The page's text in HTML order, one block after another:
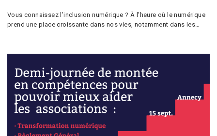
Vous connaissez l’inclusion numérique ? À l’heure où le numérique
prend une place croissante dans nos vies, notamment dans les…